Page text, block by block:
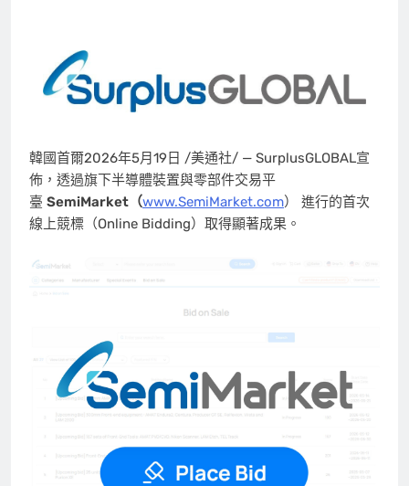
韓國首爾2026年5月19日 /美通社/ — SurplusGLOBAL宣
佈，透過旗下半導體裝置與零部件交易平
臺 SemiMarket（www.SemiMarket.com） 進行的首次
線上競標（Online Bidding）取得顯著成果。